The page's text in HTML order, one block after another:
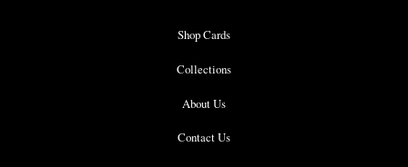
Shop Cards
Collections
About Us
Contact Us